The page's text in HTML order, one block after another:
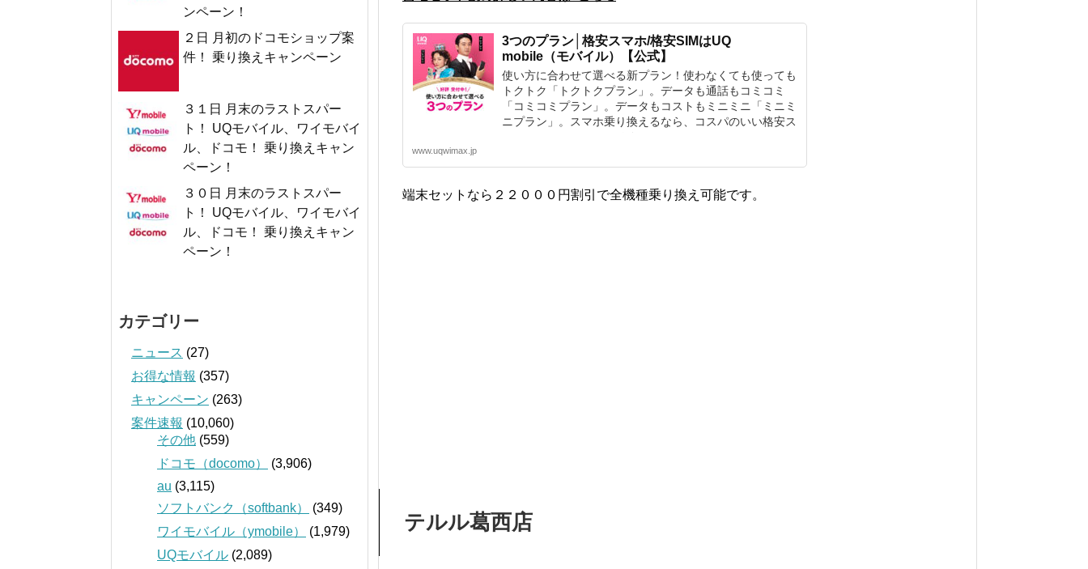
3つのプラン│格安スマホ/格安SIMはUQ
mobile（モバイル）【公式】
使い方に合わせて選べる新プラン！使わなくても使っても
トクトク「トクトクプラン」。データも通話もコミコミ
「コミコミプラン」。データもコストもミニミニ「ミニミ
ニプラン」。スマホ乗り換えるなら、コスパのいい格安ス
www.uqwimax.jp
端末セットなら２２０００円割引で全機種乗り換え可能です。
テルル葛西店
ンペーン！
２日 月初のドコモショップ案
件！ 乗り換えキャンペーン
３１日 月末のラストスパー
ト！ UQモバイル、ワイモバイ
ル、ドコモ！ 乗り換えキャン
ペーン！
３０日 月末のラストスパー
ト！ UQモバイル、ワイモバイ
ル、ドコモ！ 乗り換えキャン
ペーン！
カテゴリー
ニュース (27)
お得な情報 (357)
キャンペーン (263)
案件速報 (10,060)
その他 (559)
ドコモ（docomo）
(3,906)
au (3,115)
ソフトバンク（softbank）
(349)
ワイモバイル（ymobile）
(1,979)
UQモバイル (2,089)